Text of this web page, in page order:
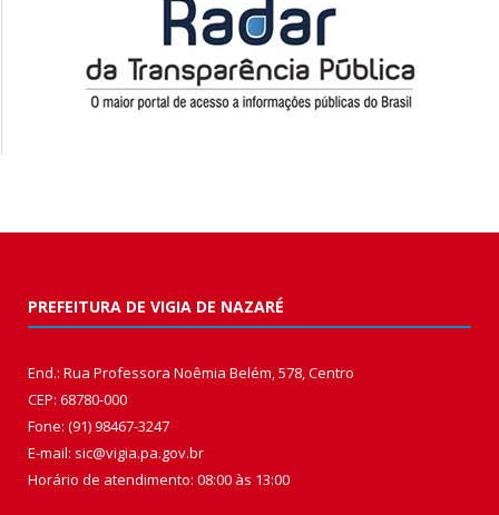
PREFEITURA DE VIGIA DE NAZARÉ
End.: Rua Professora Noêmia Belém, 578, Centro
CEP: 68780-000
Fone: (91) 98467-3247
E-mail: sic@vigia.pa.gov.br
Horário de atendimento: 08:00 às 13:00